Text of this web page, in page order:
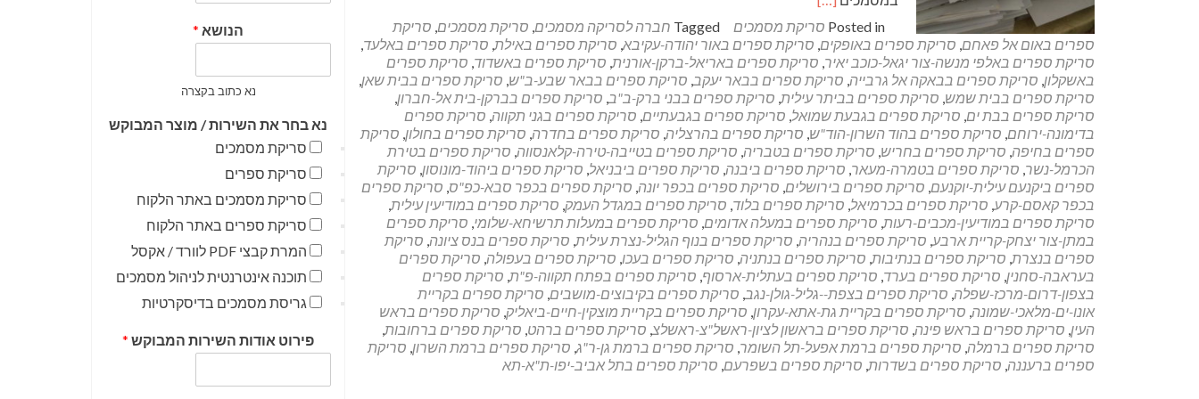
about
"משרד
ללא
נייר"
במשרדי
עורכי
הדין
Posted in סריקת מסמכים Tagged חברה לסריקה מסמכים, סריקת מסמכים, סריקת
ספרים באום אל פאחם, סריקת ספרים באופקים, סריקת ספרים באור יהודה-עקיבא, סריקת ספרים באילת, סריקת ספרים באלעד,
סריקת ספרים באלפי מנשה-צור יגאל-כוכב יאיר, סריקת ספרים באריאל-ברקן-אורנית, סריקת ספרים באשדוד, סריקת ספרים
באשקלון, סריקת ספרים בבאקה אל גרבייה, סריקת ספרים בבאר יעקב, סריקת ספרים בבאר שבע-ב"ש, סריקת ספרים בבית שאן,
סריקת ספרים בבית שמש, סריקת ספרים בביתר עילית, סריקת ספרים בבני ברק-ב"ב, סריקת ספרים בברקן-בית אל-חברון,
סריקת ספרים בבת ים, סריקת ספרים בגבעת שמואל, סריקת ספרים בגבעתיים, סריקת ספרים בגני תקווה, סריקת ספרים
בדימונה-ירוחם, סריקת ספרים בהוד השרון-הוד"ש, סריקת ספרים בהרצליה, סריקת ספרים בחדרה, סריקת ספרים בחולון, סריקת
ספרים בחיפה, סריקת ספרים בחריש, סריקת ספרים בטבריה, סריקת ספרים בטייבה-טירה-קלאנסווה, סריקת ספרים בטירת
הכרמל-נשר, סריקת ספרים בטמרה-מעאר, סריקת ספרים ביבנה, סריקת ספרים ביבניאל, סריקת ספרים ביהוד-מונוסון, סריקת
ספרים ביקנעם עילית-יוקנעם, סריקת ספרים בירושלים, סריקת ספרים בכפר יונה, סריקת ספרים בכפר סבא-כפ"ס, סריקת ספרים
בכפר קאסם-קרע, סריקת ספרים בכרמיאל, סריקת ספרים בלוד, סריקת ספרים במגדל העמק, סריקת ספרים במודיעין עילית,
סריקת ספרים במודיעין-מכבים-רעות, סריקת ספרים במעלה אדומים, סריקת ספרים במעלות תרשיחא-שלומי, סריקת ספרים
במתן-צור יצחק-קריית ארבע, סריקת ספרים בנהריה, סריקת ספרים בנוף הגליל-נצרת עילית, סריקת ספרים בנס ציונה, סריקת
ספרים בנצרת, סריקת ספרים בנתיבות, סריקת ספרים בנתניה, סריקת ספרים בעכו, סריקת ספרים בעפולה, סריקת ספרים
בעראבה-סחנין, סריקת ספרים בערד, סריקת ספרים בעתלית-ארסוף, סריקת ספרים בפתח תקווה-פ"ת, סריקת ספרים
בצפון-דרום-מרכז-שפלה, סריקת ספרים בצפת--גליל-גולן-נגב, סריקת ספרים בקיבוצים-מושבים, סריקת ספרים בקריית
אונו-ים-מלאכי-שמונה, סריקת ספרים בקריית גת-אתא-עקרון, סריקת ספרים בקריית מוצקין-חיים-ביאליק, סריקת ספרים בראש
העין, סריקת ספרים בראש פינה, סריקת ספרים בראשון לציון-ראשל"צ-ראשלצ, סריקת ספרים ברהט, סריקת ספרים ברחובות,
סריקת ספרים ברמלה, סריקת ספרים ברמת אפעל-תל השומר, סריקת ספרים ברמת גן-ר"ג, סריקת ספרים ברמת השרון, סריקת
ספרים ברעננה, סריקת ספרים בשדרות, סריקת ספרים בשפרעם, סריקת ספרים בתל אביב-יפו-ת"א-תא
הנושא *
נא כתוב בקצרה
נא בחר את השירות / מוצר המבוקש
סריקת מסמכים
סריקת ספרים
סריקת מסמכים באתר הלקוח
סריקת ספרים באתר הלקוח
המרת קבצי PDF לוורד / אקסל
תוכנה אינטרנטית לניהול מסמכים
גריסת מסמכים בדיסקרטיות
פירוט אודות השירות המבוקש *